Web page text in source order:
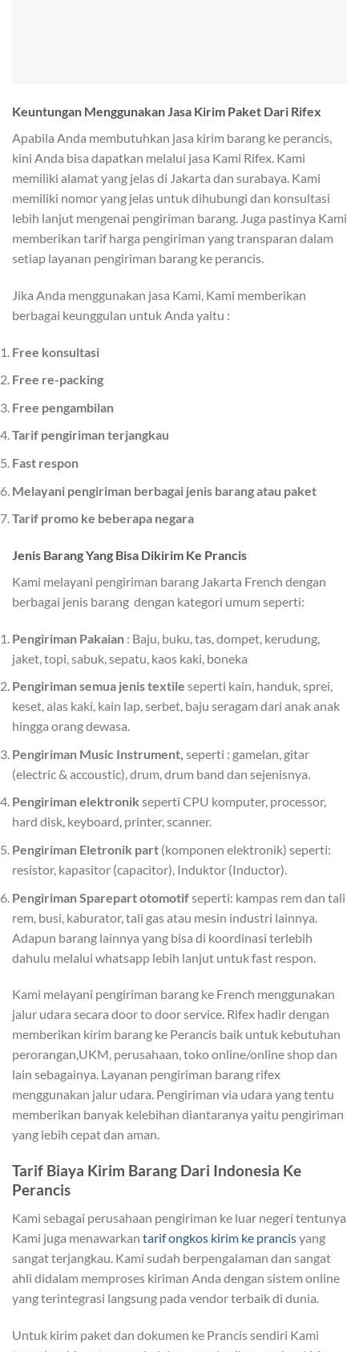
Keuntungan Menggunakan Jasa Kirim Paket Dari Rifex
Apabila Anda membutuhkan jasa kirim barang ke perancis,
kini Anda bisa dapatkan melalui jasa Kami Rifex. Kami
memiliki alamat yang jelas di Jakarta dan surabaya. Kami
memiliki nomor yang jelas untuk dihubungi dan konsultasi
lebih lanjut mengenai pengiriman barang. Juga pastinya Kami
memberikan tarif harga pengiriman yang transparan dalam
setiap layanan pengiriman barang ke perancis.
Jika Anda menggunakan jasa Kami, Kami memberikan
berbagai keunggulan untuk Anda yaitu :
Free konsultasi
Free re-packing
Free pengambilan
Tarif pengiriman terjangkau
Fast respon
Melayani pengiriman berbagai jenis barang atau paket
Tarif promo ke beberapa negara
Jenis Barang Yang Bisa Dikirim Ke Prancis
Kami melayani pengiriman barang Jakarta French dengan
berbagai jenis barang dengan kategori umum seperti:
Pengiriman Pakaian : Baju, buku, tas, dompet, kerudung,
jaket, topi, sabuk, sepatu, kaos kaki, boneka
Pengiriman semua jenis textile seperti kain, handuk, sprei,
keset, alas kaki, kain lap, serbet, baju seragam dari anak anak
hingga orang dewasa.
Pengiriman Music Instrument, seperti : gamelan, gitar
(electric & accoustic), drum, drum band dan sejenisnya.
Pengiriman elektronik seperti CPU komputer, processor,
hard disk, keyboard, printer, scanner.
Pengiriman Eletronik part (komponen elektronik) seperti:
resistor, kapasitor (capacitor), Induktor (Inductor).
Pengiriman Sparepart otomotifseperti: kampas rem dan tali
rem, busi, kaburator, tali gas atau mesin industri lainnya.
Adapun barang lainnya yang bisa di koordinasi terlebih
dahulu melalui whatsapp lebih lanjut untuk fast respon.
Kami melayani pengiriman barang ke French menggunakan
jalur udara secara door to door service. Rifex hadir dengan
memberikan kirim barang ke Perancis baik untuk kebutuhan
perorangan,UKM, perusahaan, toko online/online shop dan
lain sebagainya. Layanan pengiriman barang rifex
menggunakan jalur udara. Pengiriman via udara yang tentu
memberikan banyak kelebihan diantaranya yaitu pengiriman
yang lebih cepat dan aman.
Tarif Biaya Kirim Barang Dari Indonesia Ke
Perancis
Kami sebagai perusahaan pengiriman ke luar negeri tentunya
Kami juga menawarkan tarif ongkos kirim ke prancisyang
sangat terjangkau. Kami sudah berpengalaman dan sangat
ahli didalam memproses kiriman Anda dengan sistem online
yang terintegrasi langsung pada vendor terbaik di dunia.
Untuk kirim paket dan dokumen ke Prancis sendiri Kami